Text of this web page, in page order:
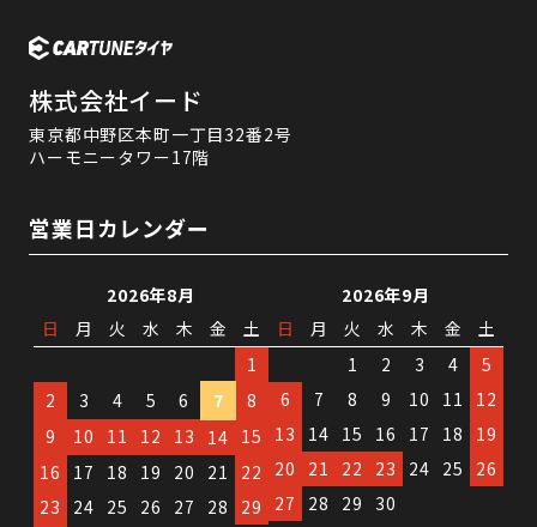
株式会社イード
東京都中野区本町一丁目32番2号
ハーモニータワー17階
営業日カレンダー
2026年8月
日
月 火 水 木 金
土
1
2
3 4 5 6 7
8
9
10 11 12 13 14 15
16
17 18 19 20 21
22
23
24 25 26 27 28
29
2026年9月
日
月 火 水 木 金
土
1
2 3 4
5
6
7 8 9 10 11
12
13
14 15 16 17 18
19
20
21 22 23 24 25
26
27
28 29 30